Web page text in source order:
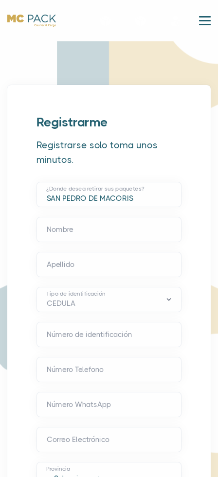
Registrarme
Registrarse solo toma unos
minutos.
¿Donde desea retirar sus paquetes?
Nombre
Apellido
Tipo de identificación
Número de identificación
Número Telefono
Número WhatsApp
Correo Electrónico
Provincia